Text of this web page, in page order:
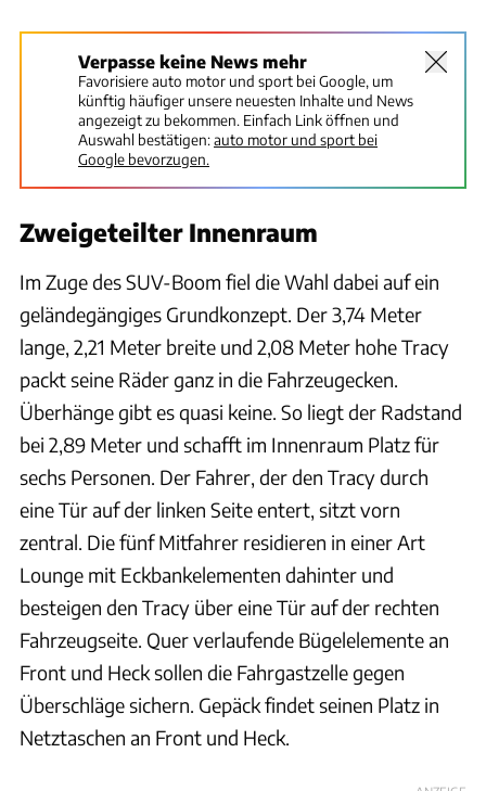
Verpasse keine News mehr
Favorisiere auto motor und sport bei Google, um
künftig häufiger unsere neuesten Inhalte und News
angezeigt zu bekommen. Einfach Link öffnen und
Auswahl bestätigen:auto motor und sport bei
Google bevorzugen.
Zweigeteilter Innenraum
Im Zuge des SUV-Boom fiel die Wahl dabei auf ein
geländegängiges Grundkonzept. Der 3,74 Meter
lange, 2,21 Meter breite und 2,08 Meter hohe Tracy
packt seine Räder ganz in die Fahrzeugecken.
Überhänge gibt es quasi keine. So liegt der Radstand
bei 2,89 Meter und schafft im Innenraum Platz für
sechs Personen. Der Fahrer, der den Tracy durch
eine Tür auf der linken Seite entert, sitzt vorn
zentral. Die fünf Mitfahrer residieren in einer Art
Lounge mit Eckbankelementen dahinter und
besteigen den Tracy über eine Tür auf der rechten
Fahrzeugseite. Quer verlaufende Bügelelemente an
Front und Heck sollen die Fahrgastzelle gegen
Überschläge sichern. Gepäck findet seinen Platz in
Netztaschen an Front und Heck.